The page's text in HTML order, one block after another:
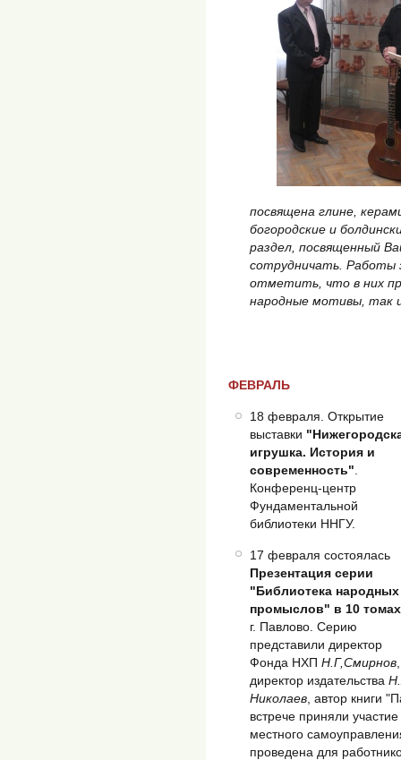
посвящена глине,
богородские и
раздел, посвященный
сотрудничать. Работы
отметить, что в них
народные мотивы, так
ФЕВРАЛЬ
18 февраля. Открытие
выставки
игрушка. История и
современность".
Конференц-центр
Фундаментальной
библиотеки ННГУ.
17 февраля состоялась
Презентация серии
"Библиотека народных
промыслов" в 10 томах
г. Павлово. Серию
представили директор
Фонда НХП Н.Г,Смирнов
директор издательства
Николаев , автор книги
встрече приняли
местного
проведена для